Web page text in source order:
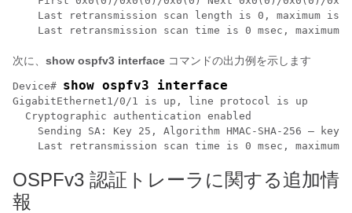
    Last retransmission scan length is 0, maximum is 0
次に、 show ospfv3 interface コマンドの出力例を示します
Device# show ospfv3 interface
GigabitEthernet1/0/1 is up, line protocol is up
  Cryptographic authentication enabled
Sending SA: Key 25, Algorithm HMAC-SHA-256 – key
OSPFv3 認証トレーラに関する追加情
報